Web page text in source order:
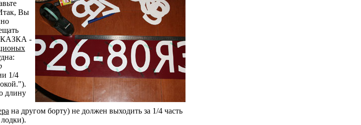
Вы
-
1/4
длину
на другом борту) не должен выходить за 1/4 часть